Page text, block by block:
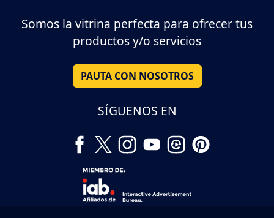
Somos la vitrina perfecta para ofrecer tus
productos y/o servicios
PAUTA CON NOSOTROS
SÍGUENOS EN